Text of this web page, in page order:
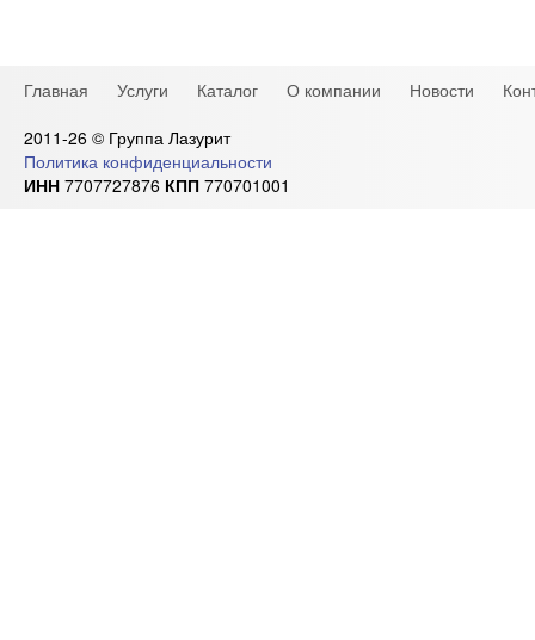
Главная Услуги Каталог О компании Новости
2011-26 © Группа Лазурит
Политика конфиденциальности
ИНН 7707727876 КПП 770701001